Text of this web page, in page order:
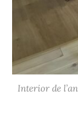
Interior de